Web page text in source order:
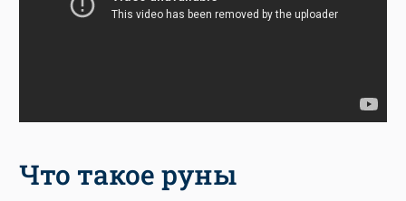
Что такое руны